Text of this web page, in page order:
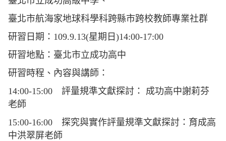
臺北市航海家地球科學科跨縣市跨校教師專業社群
研習日期：109.9.13(星期日)14:00-17:00
研習地點：臺北市立成功高中
研習時程、內容與講師：
14:00-15:00 評量規準文獻探討： 成功高中謝莉芬
老師
15:00-16:00 探究與實作評量規準文獻探討：育成高
中洪翠屏老師